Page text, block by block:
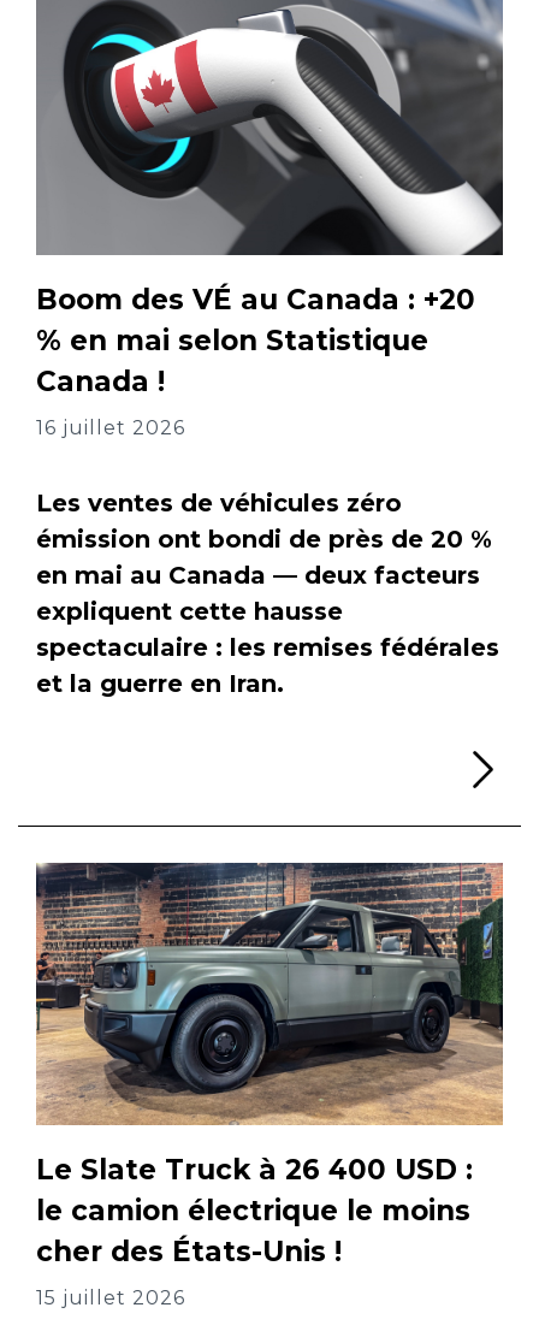
Boom des VÉ au Canada : +20
% en mai selon Statistique
Canada !
16 juillet 2026
Les ventes de véhicules zéro
émission ont bondi de près de 20 %
en mai au Canada — deux facteurs
expliquent cette hausse
spectaculaire : les remises fédérales
et la guerre en Iran.
Le Slate Truck à 26 400 USD :
le camion électrique le moins
cher des États-Unis !
15 juillet 2026